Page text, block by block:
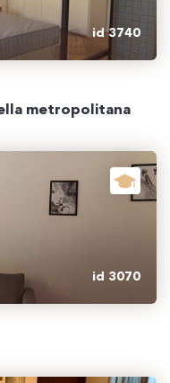
id 3740
metropolitana
id 3070